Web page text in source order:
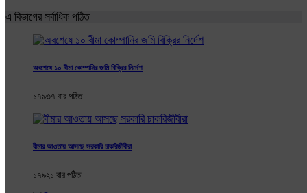
এ বিভাগের সর্বাধিক পঠিত
অবশেষে ১০ বীমা কোম্পানির জমি বিক্রির নির্দেশ
১৭৯৩৭ বার পঠিত
বীমার আওতায় আসছে সরকারি চাকরিজীবীরা
১৭৯২১ বার পঠিত